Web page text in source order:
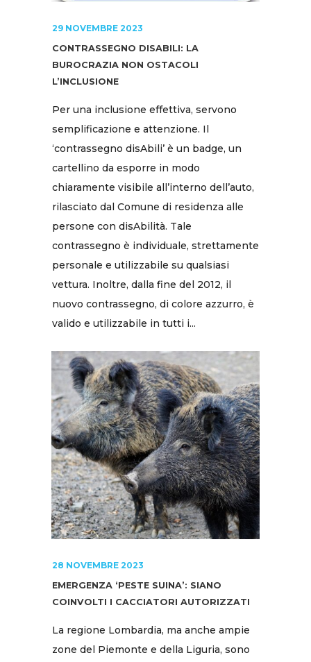
29 NOVEMBRE 2023
CONTRASSEGNO DISABILI: LA
BUROCRAZIA NON OSTACOLI
L’INCLUSIONE
Per una inclusione effettiva, servono
semplificazione e attenzione. Il
‘contrassegno disAbili’ è un badge, un
cartellino da esporre in modo
chiaramente visibile all’interno dell’auto,
rilasciato dal Comune di residenza alle
persone con disAbilità. Tale
contrassegno è individuale, strettamente
personale e utilizzabile su qualsiasi
vettura. Inoltre, dalla fine del 2012, il
nuovo contrassegno, di colore azzurro, è
valido e utilizzabile in tutti i...
28 NOVEMBRE 2023
EMERGENZA ‘PESTE SUINA’: SIANO
COINVOLTI I CACCIATORI AUTORIZZATI
La regione Lombardia, ma anche ampie
zone del Piemonte e della Liguria, sono